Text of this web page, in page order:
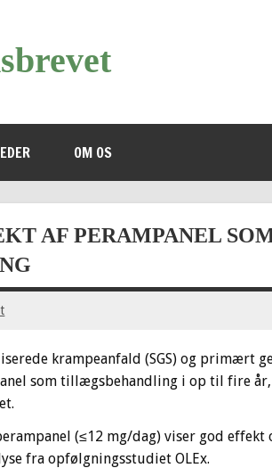
OM OS
AF PERAMPANEL
krampeanfald (SGS) og primært
som tillægsbehandling i op til fire
(≤12 mg/dag) viser god effekt
fra opfølgningsstudiet OLEx.